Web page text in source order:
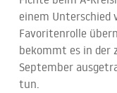
einem Unterschied
Favoritenrolle
bekommt es in der
September
tun.